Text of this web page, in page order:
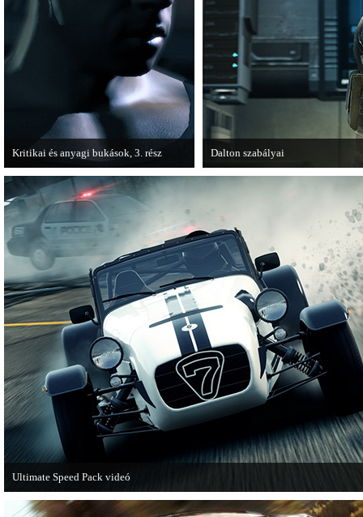
Kritikai és anyagi bukások, 3. rész
A PC Guru "Kritikai és anyagi bukások"
című cikksorozatának utolsó részét
olvashatjuk.
Dalton szabályai
Új videóval jelentkezik az
Ultimate Speed Pack videó
Már elérhető a Need for Speed Most Wanted első nagyobb kiegészítő csomagja.